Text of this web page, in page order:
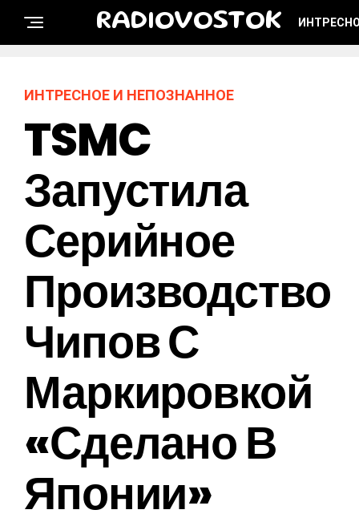
RADIOVOSTOK
ИНТРЕСНОЕ И НЕПОЗНАННОЕ
TSMC
Запустила
Серийное
Производство
Чипов С
Маркировкой
«Сделано В
Японии»